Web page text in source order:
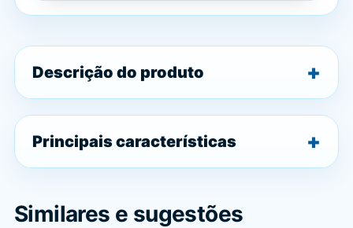
Descrição do produto
Principais características
Similares e sugestões